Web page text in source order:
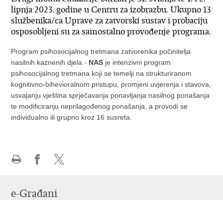
lipnja 2023. godine u Centru za izobrazbu. Ukupno 13
službenika/ca Uprave za zatvorski sustav i probaciju
osposobljeni su za samostalno provođenje programa.
Program psihosocijalnog tretmana zatvorenika počinitelja
nasilnih kaznenih djela - NAS je intenzivni program
psihosocijalnog tretmana koji se temelji na strukturiranom
kognitivno-bihevioralnom pristupu, promjeni uvjerenja i stavova,
usvajanju vještina sprječavanja ponavljanja nasilnog ponašanja
te modificiranju neprilagođenog ponašanja, a provodi se
individualno ili grupno kroz 16 susreta.
FacebookuTwitteru
e-Građani